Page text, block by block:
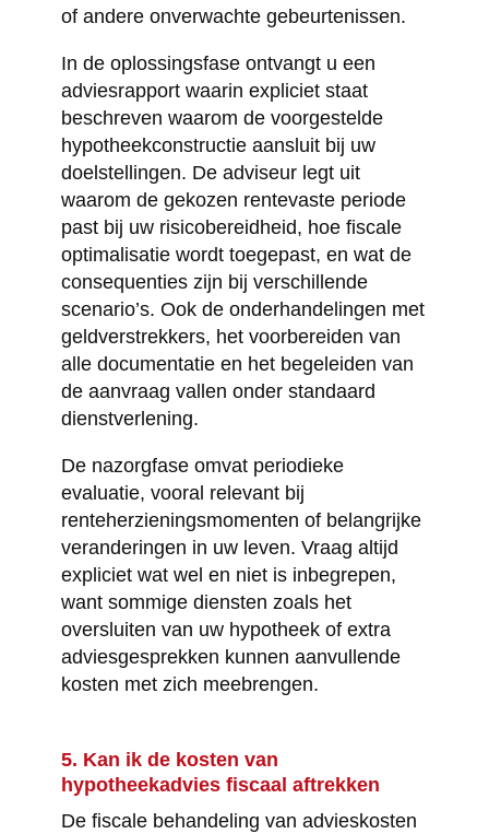
of andere onverwachte gebeurtenissen.
In de oplossingsfase ontvangt u een
adviesrapport waarin expliciet staat
beschreven waarom de voorgestelde
hypotheekconstructie aansluit bij uw
doelstellingen. De adviseur legt uit
waarom de gekozen rentevaste periode
past bij uw risicobereidheid, hoe fiscale
optimalisatie wordt toegepast, en wat de
consequenties zijn bij verschillende
scenario’s. Ook de onderhandelingen met
geldverstrekkers, het voorbereiden van
alle documentatie en het begeleiden van
de aanvraag vallen onder standaard
dienstverlening.
De nazorgfase omvat periodieke
evaluatie, vooral relevant bij
renteherzieningsmomenten of belangrijke
veranderingen in uw leven. Vraag altijd
expliciet wat wel en niet is inbegrepen,
want sommige diensten zoals het
oversluiten van uw hypotheek of extra
adviesgesprekken kunnen aanvullende
kosten met zich meebrengen.
5. Kan ik de kosten van
hypotheekadvies fiscaal aftrekken
De fiscale behandeling van advieskosten